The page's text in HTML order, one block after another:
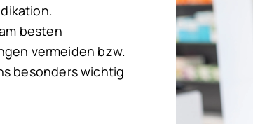
besten
vermeiden bzw.
besonders wichtig